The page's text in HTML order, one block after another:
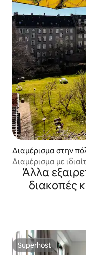
Διαμέρισμα στην
Διαμέρισμα με
δρόμο με
Άλλα
διακοπές
Superhost
Superhost